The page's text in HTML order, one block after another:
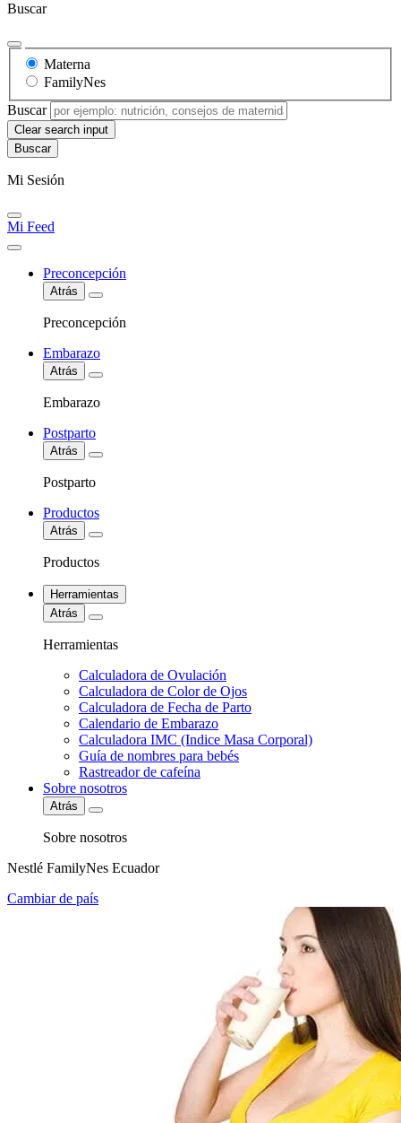
Buscar
Materna
FamilyNes
Buscar
Clear search input
Mi Sesión
Mi Feed
Preconcepción
Atrás
Preconcepción
Embarazo
Atrás
Embarazo
Postparto
Atrás
Postparto
Productos
Atrás
Productos
Herramientas
Atrás
Herramientas
Calculadora de Ovulación
Calculadora de Color de Ojos
Calculadora de Fecha de Parto
Calendario de Embarazo
Calculadora IMC (Indice Masa Corporal)
Guía de nombres para bebés
Rastreador de cafeína
Sobre nosotros
Atrás
Sobre nosotros
Nestlé FamilyNes Ecuador
Cambiar de país